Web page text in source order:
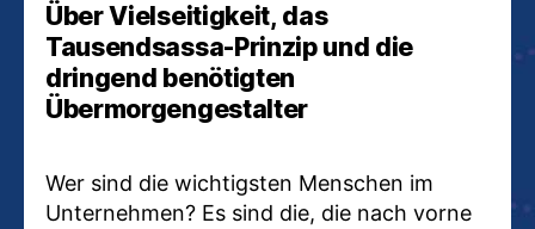
Über Vielseitigkeit, das
Tausendsassa-Prinzip und die
dringend benötigten
Übermorgengestalter
Wer sind die wichtigsten Menschen im
Unternehmen? Es sind die, die nach vorne